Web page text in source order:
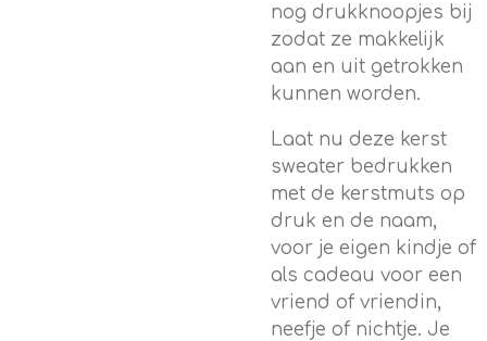
nog drukknoopjes bij
zodat ze makkelijk
aan en uit getrokken
kunnen worden.
Laat nu deze kerst
sweater bedrukken
met de kerstmuts op
druk en de naam,
voor je eigen kindje of
als cadeau voor een
vriend of vriendin,
neefje of nichtje. Je